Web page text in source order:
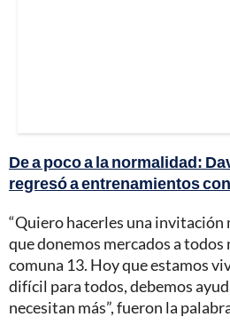
De a poco a la normalidad:
regresó a entrenamientos
“Quiero hacerles una invitación
que donemos mercados a todos
comuna 13. Hoy que estamos
difícil para todos, debemos
necesitan más”, fueron la